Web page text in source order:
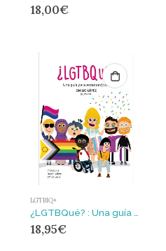
18,00€
LGTBIQ+
18,95€